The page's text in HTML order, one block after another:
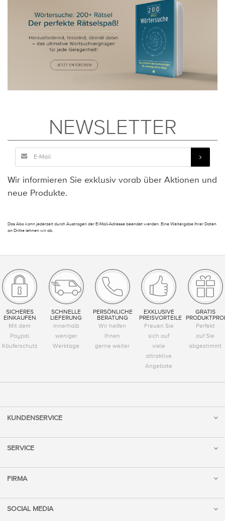
NEWSLETTER
Wir informieren Sie exklusiv vorab über Aktionen und
neue Produkte.
Das Abo kann jederzeit durch Austragen der E-Mail-Adresse beendet werden. Eine Weitergabe Ihrer Daten
an Dritte lehnen wir ab.
SICHERES
EINKAUFEN
Mit dem
Paypal
Käuferschutz
SCHNELLE
LIEFERUNG
Innerhalb
weniger
Werktage
PERSÖNLICHE
BERATUNG
Wir helfen
Ihnen
gerne weiter
EXKLUSIVE
PREISVORTEILE
Freuen Sie
sich auf
viele
attraktive
Angebote
GRATIS
Perfekt
auf Sie
abgestimmt
KUNDENSERVICE
SERVICE
FIRMA
SOCIAL MEDIA